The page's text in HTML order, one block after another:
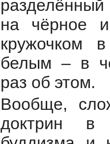
на чёрное
кружочком
белым – в
раз об этом.
Вообще,
доктрин в